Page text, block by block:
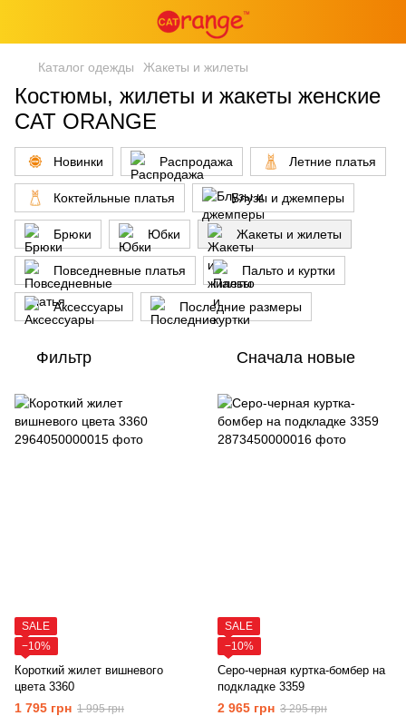
Каталог одежды Жакеты и жилеты
Костюмы, жилеты и жакеты женские
CAT ORANGE
Новинки Распродажа Летние платья
Коктейльные платья Блузы и джемперы
Брюки Юбки Жакеты и жилеты
Повседневные платья Пальто и куртки
Аксессуары Последние размеры
Фильтр Сначала новые
SALE
−10%
Короткий жилет вишневого
цвета 3360
1 795 грн 1 995 грн
SALE
−10%
Серо-черная куртка-бомбер на
подкладке 3359
2 965 грн 3 295 грн